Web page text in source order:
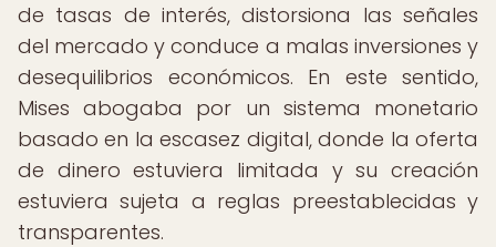
de tasas de interés, distorsiona las señales
del mercado y conduce a malas inversiones y
desequilibrios económicos. En este sentido,
Mises abogaba por un sistema monetario
basado en la escasez digital, donde la oferta
de dinero estuviera limitada y su creación
estuviera sujeta a reglas preestablecidas y
transparentes.